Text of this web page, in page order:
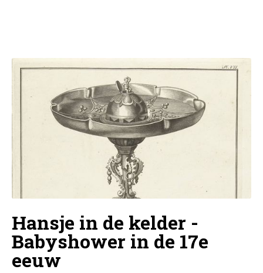
Hansje in de kelder -
Babyshower in de 17e
eeuw